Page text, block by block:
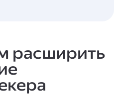
расширить